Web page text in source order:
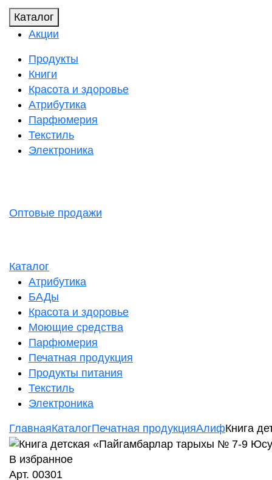
Каталог
Акции
Продукты
Книги
Красота и здоровье
Атрибутика
Парфюмерия
Текстиль
Электроника
Оптовые продажи
Каталог
Атрибутика
БАДы
Красота и здоровье
Моющие средства
Парфюмерия
Печатная продукция
Продукты питания
Текстиль
Электроника
ГлавнаяКаталогПечатная продукцияАлифКнига
В избранное
Арт. 00301